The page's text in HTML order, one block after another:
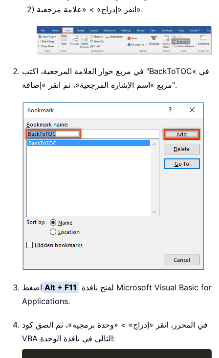
انقر «إدراج» > «علامة مرجعية».
في مربع حوار العلامة المرجعية، اكتب "BackToTOC« في
مربع »اسم الإشارة المرجعية«، ثم انقر »إضافة".
اضغط Alt + F11
Applications.
في المحرر، انقر «إدراج» > «وحدة برمجية»، ثم الصق كود
VBA التالي في نافذة الوحدة: